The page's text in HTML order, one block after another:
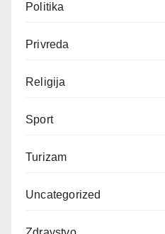
Politika
Privreda
Religija
Sport
Turizam
Uncategorized